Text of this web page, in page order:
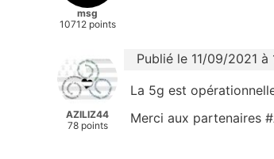
msg
10712 points
AZILIZ44
78 points
Publié le 11/09/2021 à
La 5g est
Merci aux partenaires